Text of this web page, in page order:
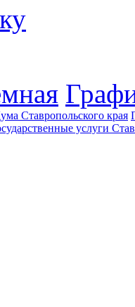
Ставропольского края
услуги